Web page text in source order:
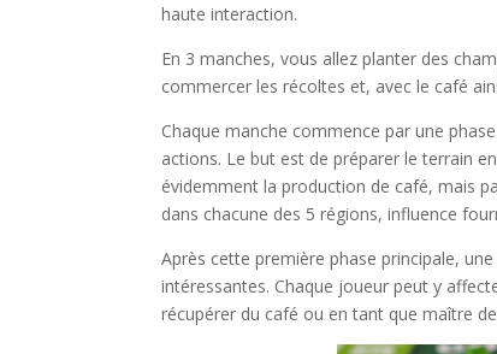
haute interaction.
En 3 manches, vous allez planter des
commercer les récoltes et, avec le café
Chaque manche commence par une
actions. Le but est de préparer le terrain
évidemment la production de café, mais
dans chacune des 5 régions, influence
Après cette première phase principale,
intéressantes. Chaque joueur peut y
récupérer du café ou en tant que maître